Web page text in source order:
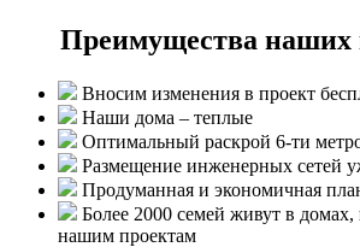
Преимущества наших
Вносим изменения в проект
Наши дома – теплые
Оптимальный раскрой 6-ти
Размещение инженерных сетей
Продуманная и экономичная
Более 2000 семей живут в
нашим проектам